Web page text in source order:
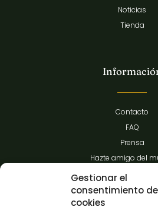
Gestionar el
consentimiento
cookies
Noticias
Tienda
Contacto
FAQ
Prensa
Hazte amigo del
Transparencia